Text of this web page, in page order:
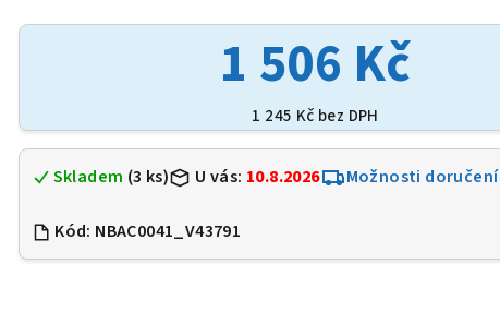
produktu
je 1 506 Kč
1 245 Kč bez DPH
Skladem (3 ks) U vás: 10.8.2026 Možnosti doručení
Kód: NBAC0041_V43791